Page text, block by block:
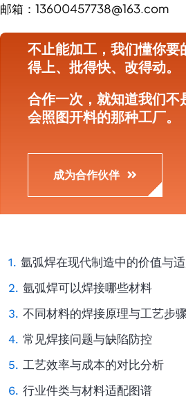
邮箱：13600457738@163.com
不止能加工，我们懂你要
得上、批得快、改得动。
合作一次，就知道我们不
会照图开料的那种工厂。
成为合作伙伴
氩弧焊在现代制造中的价值与
氩弧焊可以焊接哪些材料
不同材料的焊接原理与工艺步骤
常见焊接问题与缺陷防控
工艺效率与成本的对比分析
行业件类与材料适配图谱